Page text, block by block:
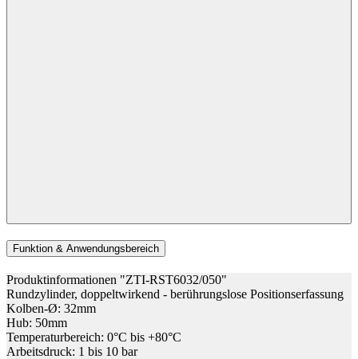
Funktion & Anwendungsbereich
Produktinformationen "ZTI-RST6032/050"
Rundzylinder, doppeltwirkend - berührungslose Positionserfassung
Kolben-Ø: 32mm
Hub: 50mm
Temperaturbereich: 0°C bis +80°C
Arbeitsdruck: 1 bis 10 bar